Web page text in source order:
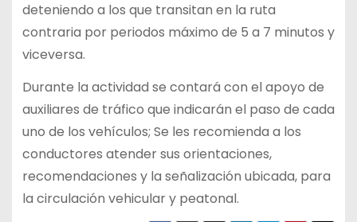
deteniendo a los que transitan en la ruta
contraria por periodos máximo de 5 a 7 minutos y
viceversa.
Durante la actividad se contará con el apoyo de
auxiliares de tráfico que indicarán el paso de cada
uno de los vehículos; Se les recomienda a los
conductores atender sus orientaciones,
recomendaciones y la señalización ubicada, para
la circulación vehicular y peatonal.